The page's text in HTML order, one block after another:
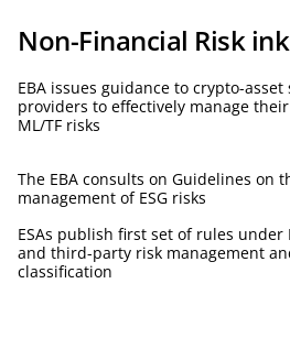
Non-Financial Risk
EBA issues guidance to crypto-asset
providers to effectively manage
ML/TF risks
The EBA consults on Guidelines on
management of ESG risks
ESAs publish first set of rules under
and third-party risk management
classification